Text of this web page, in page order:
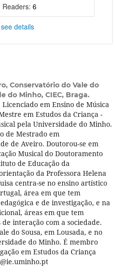
Readers: 6
see details
Conservatório do Vale do
do Minho, CIEC, Braga.
em Ensino de Música
em Estudos da Criança -
pela Universidade do Minho.
de Mestrado em
de Aveiro. Doutorou-se em
Musical do Doutoramento
de Educação da
da Professora Helena
centra-se no ensino artí­stico
área em que tem
e de investigação, e na
áreas em que tem
interação com a sociedade.
do Sousa, em Lousada, e no
do Minho. É membro
em Estudos da Criança